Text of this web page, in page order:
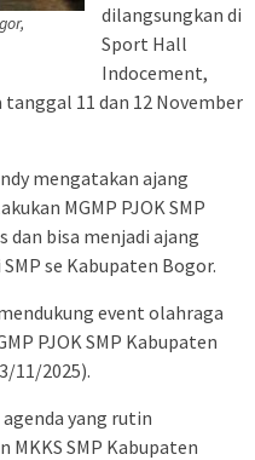
dilangsungkan di
Sport Hall
Indocement,
11 dan 12 November
mengatakan ajang
MGMP PJOK SMP
dan bisa menjadi ajang
se Kabupaten Bogor.
event olahraga
PJOK SMP Kabupaten
11/2025).
yang rutin
MKKS SMP Kabupaten